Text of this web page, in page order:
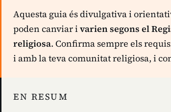
Aquesta guia és divulgativa i
poden canviar ivarien segons el
religiosa. Confirma sempre els
i amb la teva comunitat religiosa, i
EN RESUM